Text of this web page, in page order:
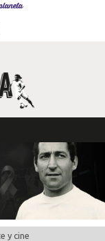
y cine